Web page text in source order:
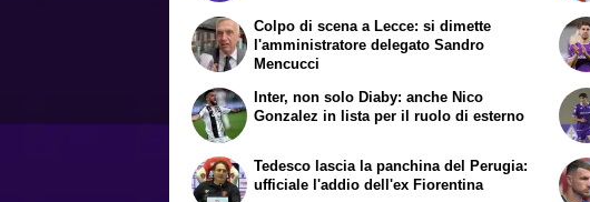
Colpo di scena a Lecce: si dimette
l'amministratore delegato Sandro
Mencucci
Inter, non solo Diaby: anche Nico
Gonzalez in lista per il ruolo di esterno
Tedesco lascia la panchina del Perugia:
ufficiale l'addio dell'ex Fiorentina